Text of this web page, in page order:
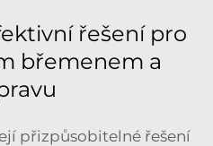
řešení pro
břemenem a
přizpůsobitelné řešení